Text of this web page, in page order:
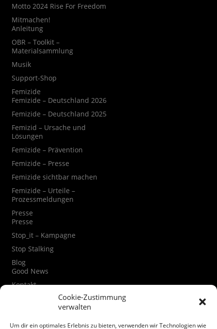
Cookie-Zustimmung
verwalten
Um dir ein optimales Erlebnis zu bieten, verwenden wir Technologien wie
Motto 2024 Rise For Freedom
Mitmachen!
Anleitung
OBR – Toolkit –
Materialsammlung
Musik
Support-Shop
Femizide
Femizide – Deutschland 2026
Femizide – Deutschland 2025
Femizid – Ursache und
Lösungen
Femizide – Prävention
Femizide – Presse
Femizide sichtbar machen
Femizide – Urteile –
Prozessmeldungen
Presse
Presse
Stop_it – Kampagne
Stop Stalking
Blog
Good News
Kontakt
Kontaktformular